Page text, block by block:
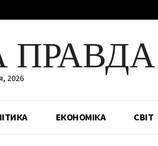
ПРАВДА
2026
ЕКОНОМІКА СВІТ